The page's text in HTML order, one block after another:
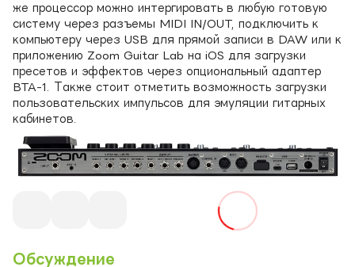
же процессор можно интергировать в любую готовую
систему через разъемы MIDI IN/OUT, подключить к
компьютеру через USB для прямой записи в DAW или к
приложению Zoom Guitar Lab на iOS для загрузки
пресетов и эффектов через опциональный адаптер
BTA-1. Также стоит отметить возможность загрузки
пользовательских импульсов для эмуляции гитарных
кабинетов.
Обсуждение